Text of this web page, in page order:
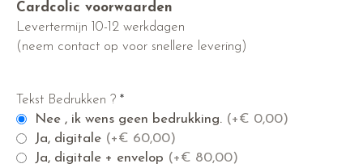
Cardcolic voorwaarden
Levertermijn 10-12 werkdagen
(neem contact op voor snellere levering)
Tekst Bedrukken ? *
Nee , ik wens geen bedrukking. (+€ 0,00)
Ja, digitale (+€ 60,00)
Ja, digitale + envelop (+€ 80,00)